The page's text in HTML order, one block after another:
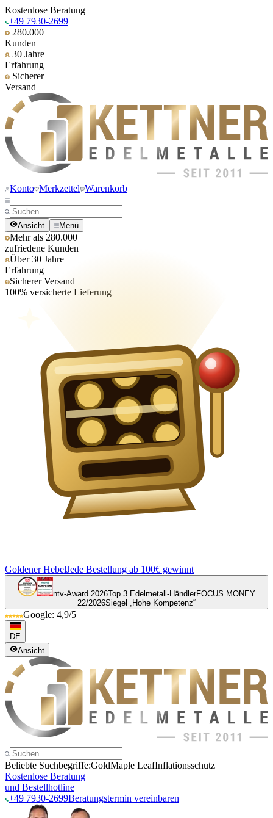
Kostenlose Beratung
+49 7930-2699
280.000
Kunden
30 Jahre
Erfahrung
Sicherer
Versand
Konto Merkzettel Warenkorb
Ansicht Menü
Mehr als 280.000
zufriedene Kunden
Über 30 Jahre
Erfahrung
Sicherer Versand
100% versicherte Lieferung
Goldener HebelJede Bestellung ab 100€ gewinnt
ntv-Award 2026Top 3 Edelmetall-HändlerFOCUS MONEY
22/2026Siegel „Hohe Kompetenz“
Google: 4,9/5
DE
Ansicht
Beliebte Suchbegriffe:GoldMaple LeafInflationsschutz
Kostenlose Beratung
und Bestellhotline
+49 7930-2699Beratungstermin vereinbaren